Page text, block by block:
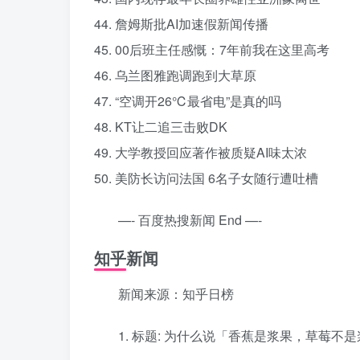
44. 詹姆斯批AI加速假新闻传播
45. 00后班主任感慨：7年前我在这里高考
46. 乌兰图雅跑调跑到大草原
47. “空调开26℃最省电”是真的吗
48. KT让二追三击败DK
49. 大学教授回应著作被质疑AI味太浓
50. 美防长访问法国 6名子女随行遭吐槽
—- 百度热搜新闻 End —-
知乎新闻
新闻来源：知乎日榜
1. 标题: 为什么说「香蕉是浆果，草莓不是